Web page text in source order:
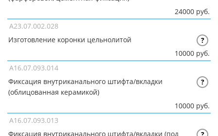
24000 руб.
A23.07.002.028
Изготовление коронки цельнолитой
?
10000 руб.
A16.07.093.014
Фиксация внутриканального штифта/вкладки
(облицованная керамикой)
?
10000 руб.
A16.07.093.013
Фиксация внутриканального штифта/вкладки (под
?